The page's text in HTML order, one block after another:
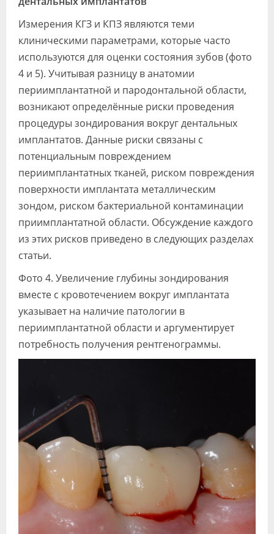
Измерения КГЗ и КПЗ являются теми
клиническими параметрами, которые часто
используются для оценки состояния зубов (фото
4 и 5). Учитывая разницу в анатомии
периимплантатной и пародонтальной области,
возникают определённые риски проведения
процедуры зондирования вокруг дентальных
имплантатов. Данные риски связаны с
потенциальным повреждением
периимплантатных тканей, риском повреждения
поверхности имплантата металлическим
зондом, риском бактериальной контаминации
приимплантатной области. Обсуждение каждого
из этих рисков приведено в следующих разделах
статьи.
Фото 4. Увеличение глубины зондирования
вместе с кровотечением вокруг имплантата
указывает на наличие патологии в
периимплантатной области и аргументирует
потребность получения рентгенограммы.